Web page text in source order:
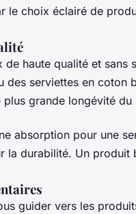
le choix éclairé de
haute qualité et sans
des serviettes en coton
plus grande longévité
absorption pour une
la durabilité. Un produit
guider vers les